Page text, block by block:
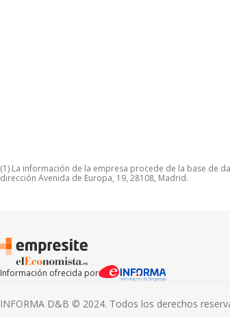
(1) La información de la empresa procede de la base de
dirección Avenida de Europa, 19, 28108, Madrid.
Información ofrecida por
INFORMA D&B © 2024. Todos los derechos